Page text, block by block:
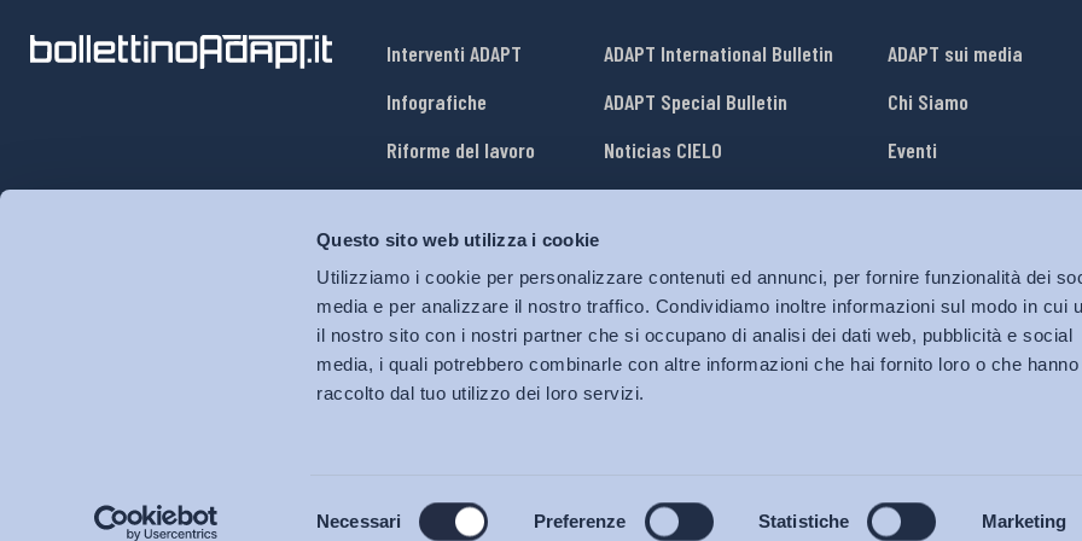
Questo sito web utilizza i cookie
Utilizziamo i cookie per personalizzare contenuti ed annunci, per fornire funzionalità dei
media e per analizzare il nostro traffico. Condividiamo inoltre informazioni sul modo in cui
il nostro sito con i nostri partner che si occupano di analisi dei dati web, pubblicità e social
media, i quali potrebbero combinarle con altre informazioni che hai fornito loro o che hanno
raccolto dal tuo utilizzo dei loro servizi.
Necessari Preferenze Statistiche Marketing
Interventi ADAPT
Infografiche
Riforme del lavoro
Mercato del lavoro
Relazioni industriali
Salute e sicurezza
Welfare
ADAPT International Bulletin
ADAPT Special Bulletin
Noticias CIELO
ADAPT sui media
Chi Siamo
Eventi
Lavora con Noi
© 2026 Bollettino Adapt. Privacy policy